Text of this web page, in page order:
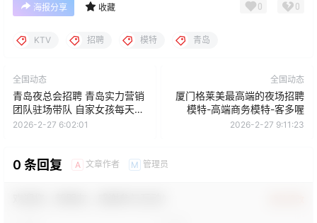
海报分享 收藏 0 0
KTV 招聘 模特 青岛
全国动态
青岛夜总会招聘 青岛实力营销
团队驻场带队 自家女孩每天上
班
2026-2-27 6:02:01
全国动态
厦门格莱美最高端的夜场招聘
模特-高端商务模特-客多喔
2026-2-27 9:11:23
0 条回复 A 文章作者 M 管理员